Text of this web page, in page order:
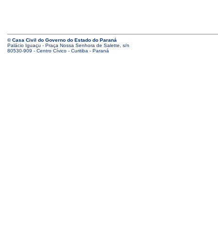
© Casa Civil do Governo do Estado do Paraná
Palácio Iguaçu - Praça Nossa Senhora de Salette, s/n
80530-909 - Centro Cívico - Curitiba - Paraná